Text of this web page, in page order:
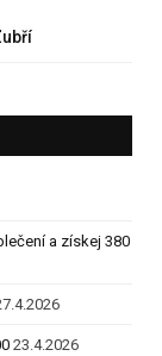
a získej 380
23.4.2026